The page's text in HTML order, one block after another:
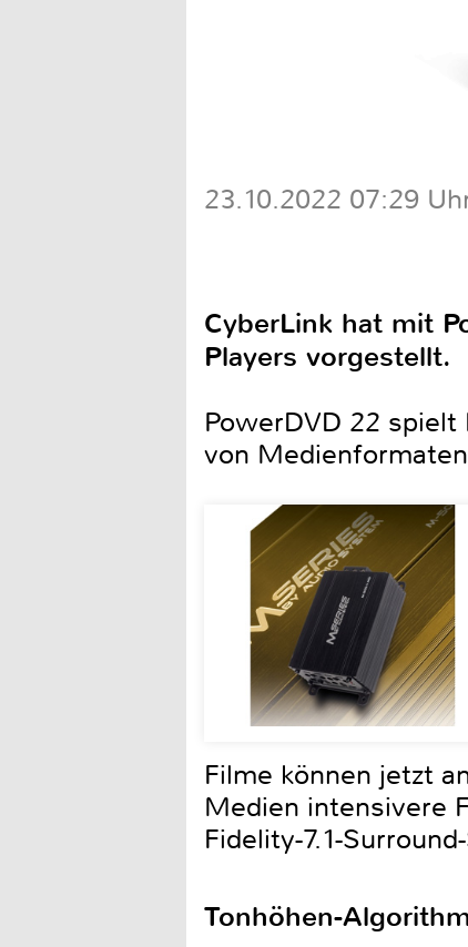
23.10.2022 07:29
CyberLink hat mit
Players vorgestellt.
PowerDVD 22 spielt
von
Filme können jetzt
Medien intensivere
Fidelity-7.1-
Tonhöhen-